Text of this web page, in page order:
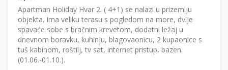
Apartman Holiday Hvar 2. ( 4+1) se nalazi u prizemlju
objekta. Ima veliku terasu s pogledom na more, dvije
spavaće sobe s bračnim krevetom, dodatni ležaj u
dnevnom boravku, kuhinju, blagovaonicu, 2 kupaonice s
tuš kabinom, roštilj, tv sat, internet pristup, bazen.
(01.06.-01.10.).